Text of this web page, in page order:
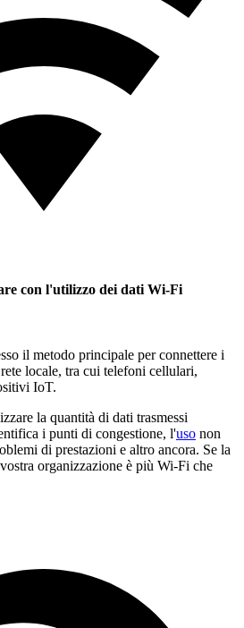
con l'utilizzo dei dati Wi-Fi
il metodo principale per connettere i
locale, tra cui telefoni cellulari,
IoT.
la quantità di dati trasmessi
i punti di congestione, l'uso non
di prestazioni e altro ancora. Se la
organizzazione è più Wi-Fi che